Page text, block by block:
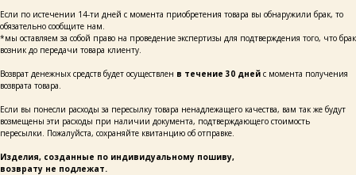
Если по истечении 14-ти дней с момента приобретения товара вы обнаружили брак, то
обязательно сообщите нам.
*мы оставляем за собой право на проведение экспертизы для подтверждения того, что брак
возник до передачи товара клиенту.
Возврат денежных средств будет осуществлен в течение 30 дней с момента получения
возврата товара.
Если вы понесли расходы за пересылку товара ненадлежащего качества, вам так же будут
возмещены эти расходы при наличии документа, подтверждающего стоимость
пересылки. Пожалуйста, сохраняйте квитанцию об отправке.
Изделия, созданные по индивидуальному пошиву,
возврату не подлежат.
С ВАМИ ДЛЯ КОНСУЛЬТАЦИИ:
+7
написать